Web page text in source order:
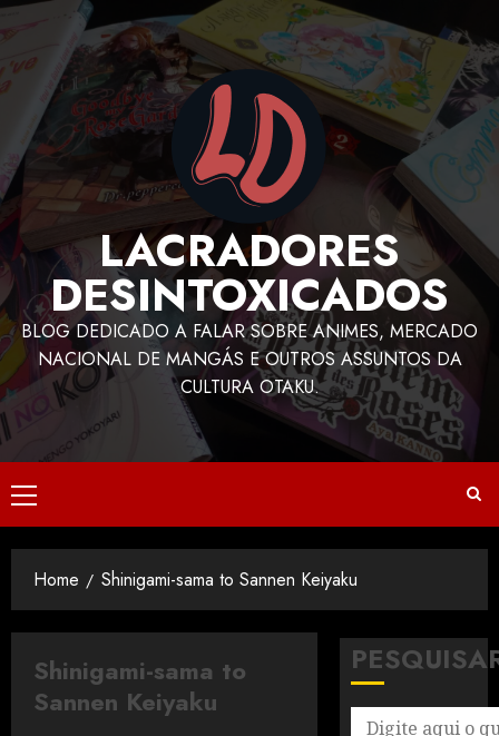
LACRADORES
DESINTOXICADOS
BLOG DEDICADO A FALAR SOBRE ANIMES, MERCADO
NACIONAL DE MANGÁS E OUTROS ASSUNTOS DA
CULTURA OTAKU.
Home Shinigami-sama to Sannen Keiyaku
Shinigami-sama to
Sannen Keiyaku